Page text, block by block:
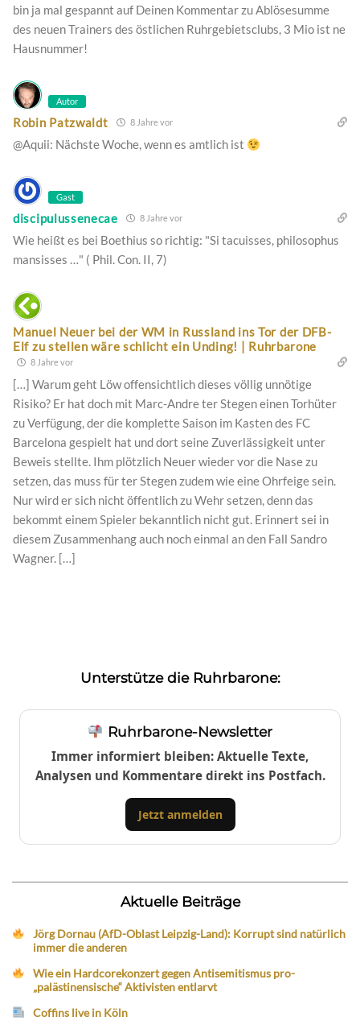
bin ja mal gespannt auf Deinen Kommentar zu Ablösesumme
des neuen Trainers des östlichen Ruhrgebietsclubs, 3 Mio ist ne
Hausnummer!
Autor
Robin Patzwaldt 8 Jahre vor
@Aquii: Nächste Woche, wenn es amtlich ist
Gast
discipulussenecae 8 Jahre vor
Wie heißt es bei Boethius so richtig: "Si tacuisses, philosophus
mansisses …" ( Phil. Con. II, 7)
Manuel Neuer bei der WM in Russland ins Tor der DFB-
Elf zu stellen wäre schlicht ein Unding! | Ruhrbarone
8 Jahre vor
[…] Warum geht Löw offensichtlich dieses völlig unnötige
Risiko? Er hat doch mit Marc-Andre ter Stegen einen Torhüter
zu Verfügung, der die komplette Saison im Kasten des FC
Barcelona gespielt hat und dort seine Zuverlässigkeit unter
Beweis stellte. Ihm plötzlich Neuer wieder vor die Nase zu
setzen, das muss für ter Stegen zudem wie eine Ohrfeige sein.
Nur wird er sich nicht öffentlich zu Wehr setzen, denn das
bekommt einem Spieler bekanntlich nicht gut. Erinnert sei in
diesem Zusammenhang auch noch einmal an den Fall Sandro
Wagner. […]
Unterstütze die Ruhrbarone:
Ruhrbarone-Newsletter
Immer informiert bleiben: Aktuelle Texte,
Analysen und Kommentare direkt ins Postfach.
Jetzt anmelden
Aktuelle Beiträge
Jörg Dornau (AfD-Oblast Leipzig-Land): Korrupt sind natürlich
immer die anderen
Wie ein Hardcorekonzert gegen Antisemitismus pro-
„palästinensische“ Aktivisten entlarvt
Coffins live in Köln